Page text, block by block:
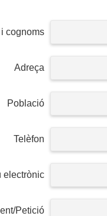
cognoms
Adreça
Població
Telèfon
electrònic
Petició